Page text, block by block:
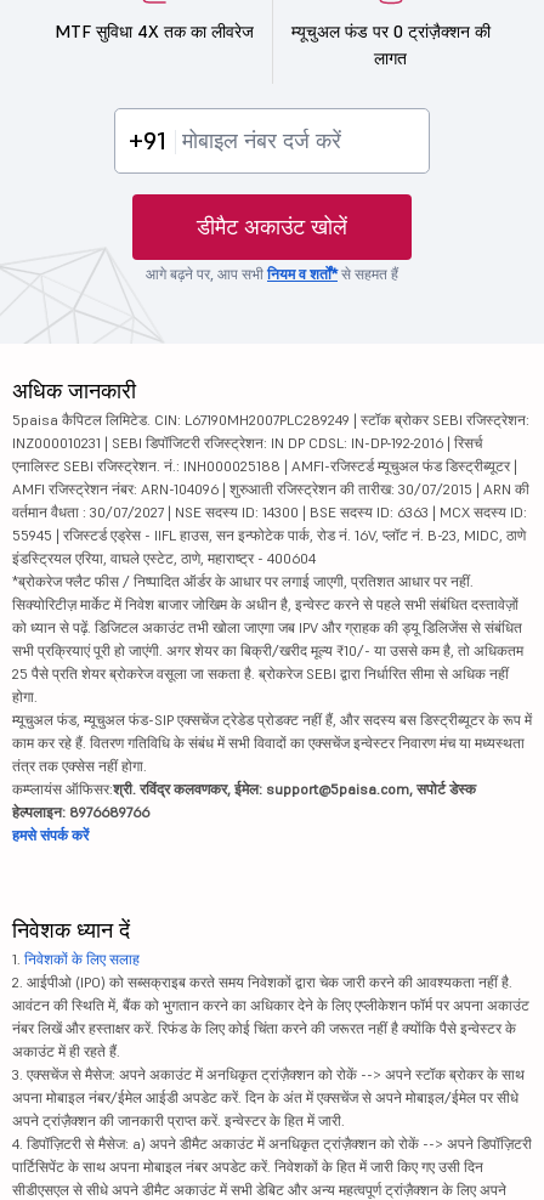
MTF सुविधा 4X तक का लीवरेज
म्यूचुअल फंड पर 0 ट्रांज़ैक्शन की
लागत
+91
डीमैट अकाउंट खोलें
आगे बढ़ने पर, आप सभीनियम व शर्तों*से सहमत हैं
अधिक जानकारी
5paisa कैपिटल लिमिटेड. CIN: L67190MH2007PLC289249 | स्टॉक ब्रोकर SEBI रजिस्ट्रेशन:
INZ000010231 | SEBI डिपॉजिटरी रजिस्ट्रेशन: IN DP CDSL: IN-DP-192-2016 | रिसर्च
एनालिस्ट SEBI रजिस्ट्रेशन. नं.: INH000025188 | AMFI-रजिस्टर्ड म्यूचुअल फंड डिस्ट्रीब्यूटर |
AMFI रजिस्ट्रेशन नंबर: ARN-104096 | शुरुआती रजिस्ट्रेशन की तारीख: 30/07/2015 | ARN की
वर्तमान वैधता : 30/07/2027 | NSE सदस्य ID: 14300 | BSE सदस्य ID: 6363 | MCX सदस्य ID:
55945 | रजिस्टर्ड एड्रेस - IIFL हाउस, सन इन्फोटेक पार्क, रोड नं. 16V, प्लॉट नं. B-23, MIDC, ठाणे
इंडस्ट्रियल एरिया, वाघले एस्टेट, ठाणे, महाराष्ट्र - 400604
*ब्रोकरेज फ्लैट फीस / निष्पादित ऑर्डर के आधार पर लगाई जाएगी, प्रतिशत आधार पर नहीं.
सिक्योरिटीज़ मार्केट में निवेश बाजार जोखिम के अधीन है, इन्वेस्ट करने से पहले सभी संबंधित दस्तावेज़ों
को ध्यान से पढ़ें. डिजिटल अकाउंट तभी खोला जाएगा जब IPV और ग्राहक की ड्यू डिलिजेंस से संबंधित
सभी प्रक्रियाएं पूरी हो जाएंगी. अगर शेयर का बिक्री/खरीद मूल्य ₹10/- या उससे कम है, तो अधिकतम
25 पैसे प्रति शेयर ब्रोकरेज वसूला जा सकता है. ब्रोकरेज SEBI द्वारा निर्धारित सीमा से अधिक नहीं
होगा.
म्यूचुअल फंड, म्यूचुअल फंड-SIP एक्सचेंज ट्रेडेड प्रोडक्ट नहीं हैं, और सदस्य बस डिस्ट्रीब्यूटर के रूप में
काम कर रहे हैं. वितरण गतिविधि के संबंध में सभी विवादों का एक्सचेंज इन्वेस्टर निवारण मंच या मध्यस्थता
तंत्र तक एक्सेस नहीं होगा.
कम्प्लायंस ऑफिसर:श्री. रविंद्र कलवणकर, ईमेल: support@5paisa.com, सपोर्ट डेस्क
हेल्पलाइन: 8976689766
हमसे संपर्क करें
निवेशक ध्यान दें
1. निवेशकों के लिए सलाह
2. आईपीओ (IPO) को सब्सक्राइब करते समय निवेशकों द्वारा चेक जारी करने की आवश्यकता नहीं है.
आवंटन की स्थिति में, बैंक को भुगतान करने का अधिकार देने के लिए एप्लीकेशन फॉर्म पर अपना अकाउंट
नंबर लिखें और हस्ताक्षर करें. रिफंड के लिए कोई चिंता करने की जरूरत नहीं है क्योंकि पैसे इन्वेस्टर के
अकाउंट में ही रहते हैं.
3. एक्सचेंज से मैसेज: अपने अकाउंट में अनधिकृत ट्रांज़ैक्शन को रोकें --> अपने स्टॉक ब्रोकर के साथ
अपना मोबाइल नंबर/ईमेल आईडी अपडेट करें. दिन के अंत में एक्सचेंज से अपने मोबाइल/ईमेल पर सीधे
अपने ट्रांज़ैक्शन की जानकारी प्राप्त करें. इन्वेस्टर के हित में जारी.
4. डिपॉज़िटरी से मैसेज: a) अपने डीमैट अकाउंट में अनधिकृत ट्रांज़ैक्शन को रोकें --> अपने डिपॉज़िटरी
पार्टिसिपेंट के साथ अपना मोबाइल नंबर अपडेट करें. निवेशकों के हित में जारी किए गए उसी दिन
सीडीएसएल से सीधे अपने डीमैट अकाउंट में सभी डेबिट और अन्य महत्वपूर्ण ट्रांज़ैक्शन के लिए अपने